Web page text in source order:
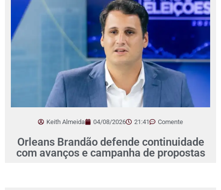
Keith Almeida 04/08/2026 21:41 Comente
Orleans Brandão defende continuidade
com avanços e campanha de propostas